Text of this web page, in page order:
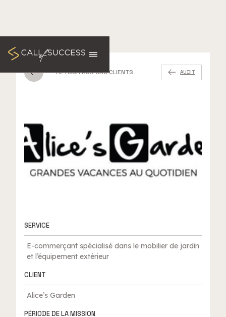
RETOUR AUX CAS CLIENTS AUDIT
SERVICE
E-commerçant spécialisé dans le mobilier de jardin
et l’équipement extérieur
CLIENT
Alice’s Garden
PÉRIODE DE LA MISSION